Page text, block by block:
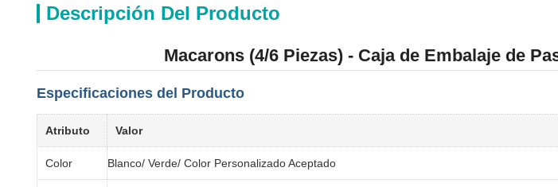
Descripción Del Producto
Macarons (4/6 Piezas) - Caja de Embalaje de
Especificaciones del Producto
Atributo Valor
Color Blanco/ Verde/ Color Personalizado Aceptado